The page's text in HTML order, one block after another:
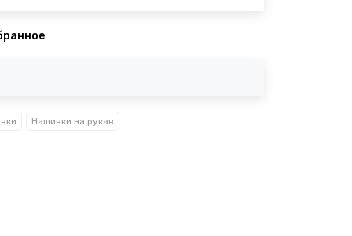
Нашивки на рукав